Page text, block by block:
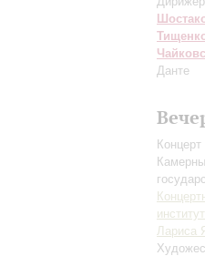
Данте
Лариса